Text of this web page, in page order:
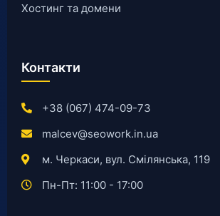
Хостинг та домени
Контакти
+38 (067) 474-09-73
malcev@seowork.in.ua
м. Черкаси, вул. Смілянська, 119
Пн-Пт: 11:00 - 17:00